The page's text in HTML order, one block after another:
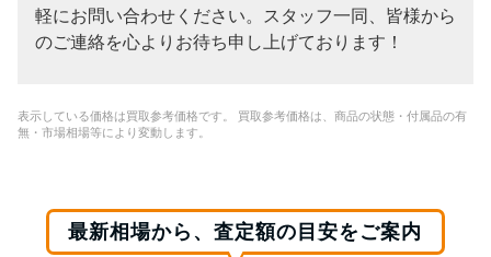
軽にお問い合わせください。スタッフ一同、皆様から
のご連絡を心よりお待ち申し上げております！
表示している価格は買取参考価格です。 買取参考価格は、商品の状態・付属品の有
無・市場相場等により変動します。
最新相場から、査定額の目安をご案内